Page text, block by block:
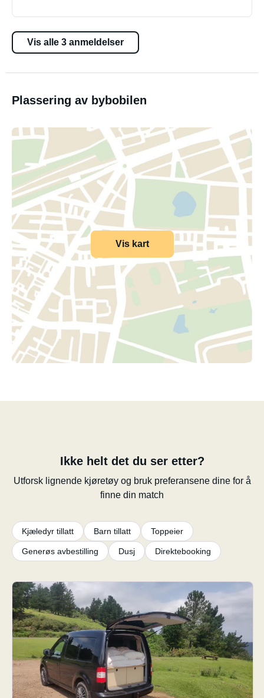
Vis alle 3 anmeldelser
Plassering av bybobilen
Vis kart
Ikke helt det du ser etter?
Utforsk lignende kjøretøy og bruk preferansene dine for å
finne din match
Kjæledyr tillatt Barn tillatt Toppeier
Generøs avbestilling Dusj Direktebooking